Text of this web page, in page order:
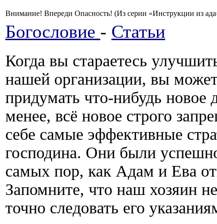
Внимание! Впереди Опасность! (Из серии «Инструкции из
Богословие - Статьи
Когда вы стараетесь
нашей организации, вы
придумать что-нибудь
менее, всё новое строго
себе самые эффективные
господина. Они были
самых пор, как Адам и Ева
Запомните, что наш хозяин
точно следовать его